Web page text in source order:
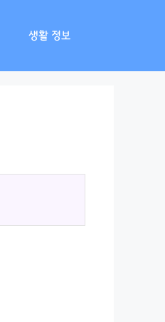
생활 정보